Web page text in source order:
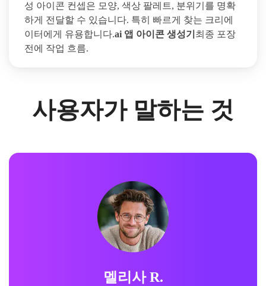
성 아이콘 컨셉은 모양, 색상 팔레트, 분위기를 명확
하게 전달할 수 있습니다. 특히 빠르게 찾는 크리에
이터에게 유용합니다.ai 앱 아이콘 생성기 최종 포장
전에 작업 흐름.
사용자가 말하는 것
멜리사 R.